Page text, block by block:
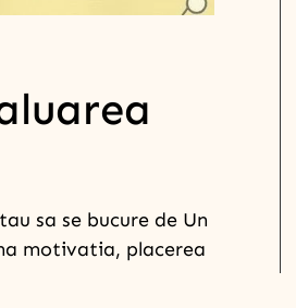
sa se bucure de Un
motivatia, placerea